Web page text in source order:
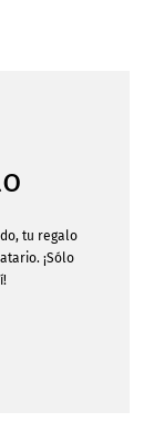
tu regalo
¡Sólo